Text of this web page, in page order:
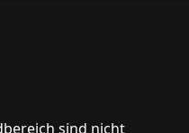
sind nicht